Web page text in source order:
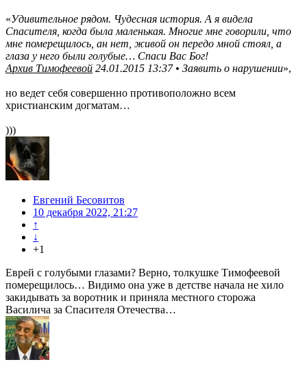
«Удивительное рядом. Чудесная история. А я видела
Спасителя, когда была маленькая. Многие мне говорили, что
мне померещилось, ан нет, живой он передо мной стоял, а
глаза у него были голубые… Спаси Вас Бог!
Архив Тимофеевой 24.01.2015 13:37 • Заявить о нарушении»,
но ведет себя совершенно противоположно всем
христианским догматам…
)))
Евгений Бесовитов
10 декабря 2022, 21:27
↑
↓
+1
Еврей с голубыми глазами? Верно, толкушке Тимофеевой
померещилось… Видимо она уже в детстве начала не хило
закидывать за воротник и приняла местного сторожа
Василича за Спасителя Отечества…